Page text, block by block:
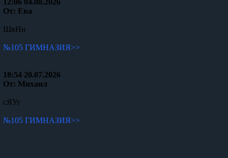
12:06 04.08.2026
От: Ева
ШвНн
№105 ГИМНАЗИЯ>>
18:54 20.07.2026
От: Михаил
сЯУг
№105 ГИМНАЗИЯ>>